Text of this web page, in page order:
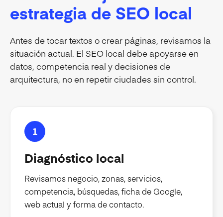
estrategia de SEO local
Antes de tocar textos o crear páginas, revisamos la
situación actual. El SEO local debe apoyarse en
datos, competencia real y decisiones de
arquitectura, no en repetir ciudades sin control.
1
Diagnóstico local
Revisamos negocio, zonas, servicios,
competencia, búsquedas, ficha de Google,
web actual y forma de contacto.